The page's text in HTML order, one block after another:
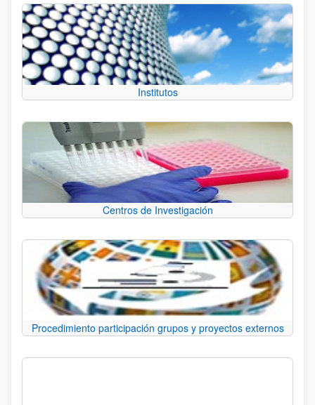
Institutos
Centros de Investigación
Procedimiento participación grupos y proyectos externos